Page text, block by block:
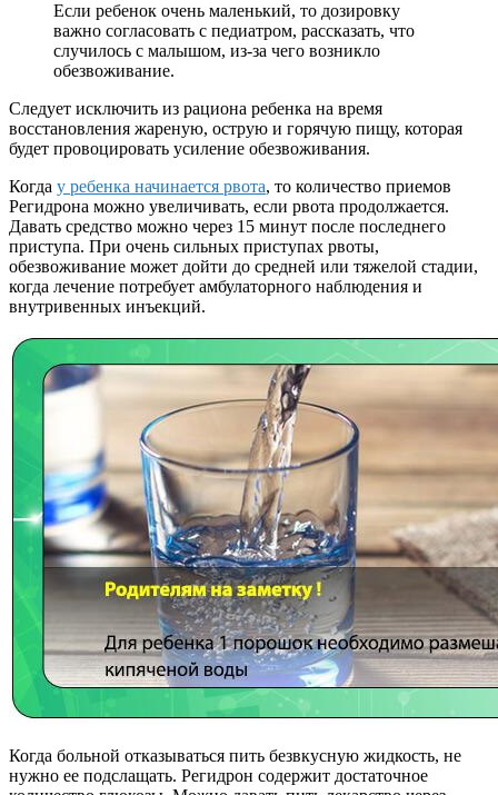
Если ребенок очень маленький, то дозировку
важно согласовать с педиатром, рассказать, что
случилось с малышом, из-за чего возникло
обезвоживание.
Следует исключить из рациона ребенка на время
восстановления жареную, острую и горячую пищу, которая
будет провоцировать усиление обезвоживания.
Когда у ребенка начинается рвота, то количество приемов
Регидрона можно увеличивать, если рвота продолжается.
Давать средство можно через 15 минут после последнего
приступа. При очень сильных приступах рвоты,
обезвоживание может дойти до средней или тяжелой стадии,
когда лечение потребует амбулаторного наблюдения и
внутривенных инъекций.
Когда больной отказываться пить безвкусную жидкость, не
нужно ее подслащать. Регидрон содержит достаточное